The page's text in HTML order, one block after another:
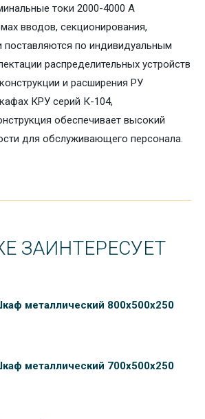
токи 2000-4000 А
вводов, секционирования,
поставляются по индивидуальным
распределительных устройств
и расширения РУ
КРУ серий К-104,
обеспечивает высокий
для обслуживающего персонала.
ЗАИНТЕРЕСУЕТ
металлический 800х500х250
металлический 700х500х250